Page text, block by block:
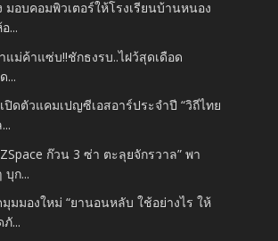
มอบคอมพิวเตอร์ให้โรงเรียนบ้านหนอง
...
แม่ค้าแซ่บ!!ชักธงรบ..ไฝว้สุดเดือด
...
ปิดตัวแคมเปญซีเอสอาร์ประจำปี “วิถีไทย
ก๊วน 3 ซ่า ตะลุยจักรวาล” พา
บุก...
มุมมองใหม่ “ยานอนหลับ ใช้อย่างไร ให้
...